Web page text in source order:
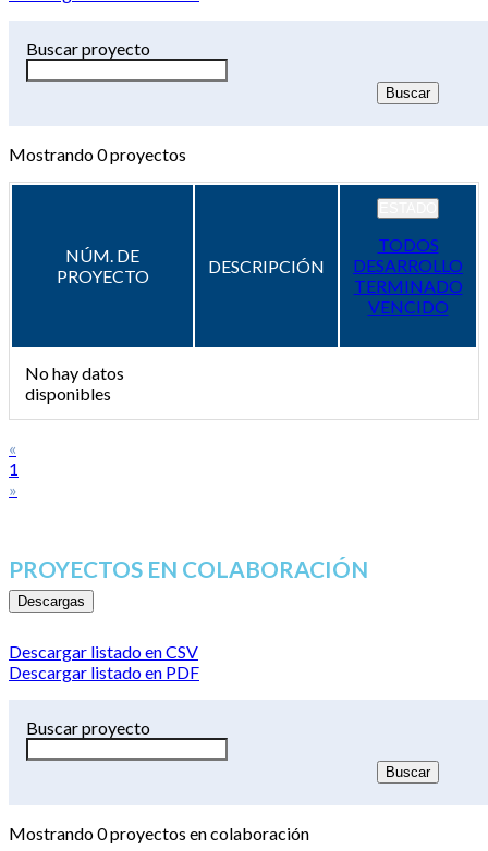
Buscar proyecto
Mostrando0proyectos
NÚM. DE
PROYECTO
DESCRIPCIÓN
TODOS
DESARROLLO
TERMINADO
VENCIDO
No hay datos
disponibles
«
1
»
PROYECTOS EN COLABORACIÓN
Descargas
Descargar listado en CSV
Descargar listado en PDF
Buscar proyecto
Mostrando0proyectos en colaboración